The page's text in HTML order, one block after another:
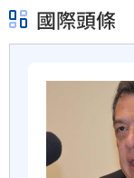
國際頭條